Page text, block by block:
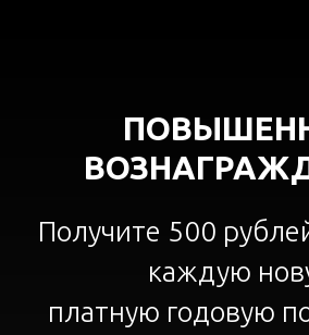
Получите 500
каждую
платную годовую